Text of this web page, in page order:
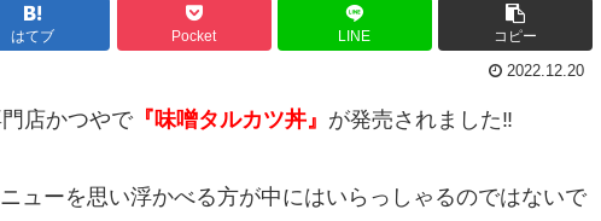
はてブ Pocket LINE コピー
2022.12.20
店かつやで『味噌タルカツ丼』 が発売されました‼︎
ューを思い浮かべる方が中にはいらっしゃるのではないで